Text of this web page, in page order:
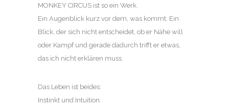
MONKEY CIRCUS ist so ein Werk.
Ein Augenblick kurz vor dem, was kommt. Ein
Blick, der sich nicht entscheidet, ob er Nähe will
oder Kampf und gerade dadurch trifft er etwas,
das ich nicht erklären muss.
Das Leben ist beides:
Instinkt und Intuition.